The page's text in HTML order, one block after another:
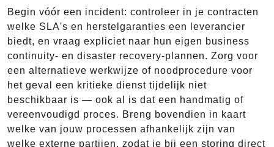
Begin vóór een incident: controleer in je contracten
welke SLA's en herstelgaranties een leverancier
biedt, en vraag expliciet naar hun eigen business
continuity- en disaster recovery-plannen. Zorg voor
een alternatieve werkwijze of noodprocedure voor
het geval een kritieke dienst tijdelijk niet
beschikbaar is — ook al is dat een handmatig of
vereenvoudigd proces. Breng bovendien in kaart
welke van jouw processen afhankelijk zijn van
welke externe partijen, zodat je bij een storing direct